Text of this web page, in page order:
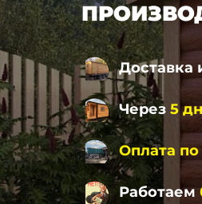
Доставка
Через 5
Оплата
Работаем